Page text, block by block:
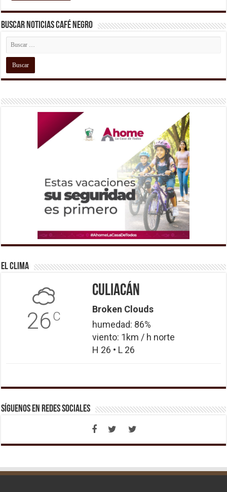
Buscar Noticias Café Negro
El Clima
26C
Culiacán
Broken Clouds
humedad: 86%
viento: 1km / h norte
H 26 • L 26
Síguenos en Redes Sociales